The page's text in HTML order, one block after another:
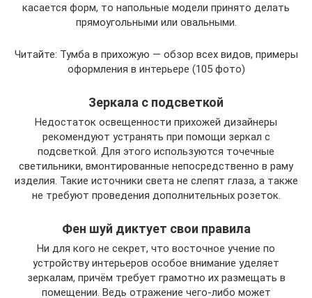
касается форм, то напольные модели принято делать
прямоугольными или овальными.
Читайте: Тумба в прихожую — обзор всех видов, примеры
оформления в интерьере (105 фото)
Зеркала с подсветкой
Недостаток освещенности прихожей дизайнеры
рекомендуют устранять при помощи зеркал с
подсветкой. Для этого используются точечные
светильники, вмонтированные непосредственно в раму
изделия. Такие источники света не слепят глаза, а также
не требуют проведения дополнительных розеток.
Фен шуй диктует свои правила
Ни для кого не секрет, что восточное учение по
устройству интерьеров особое внимание уделяет
зеркалам, причём требует грамотно их размещать в
помещении. Ведь отражение чего-либо может